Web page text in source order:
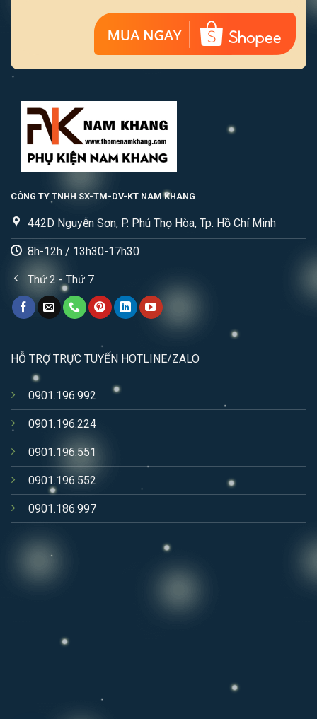
CÔNG TY TNHH SX-TM-DV-KT NAM KHANG
442D Nguyễn Sơn, P. Phú Thọ Hòa, Tp. Hồ Chí Minh
8h-12h / 13h30-17h30
Thứ 2 - Thứ 7
HỖ TRỢ TRỰC TUYẾN HOTLINE/ZALO
0901.196.992
0901.196.224
0901.196.551
0901.196.552
0901.186.997